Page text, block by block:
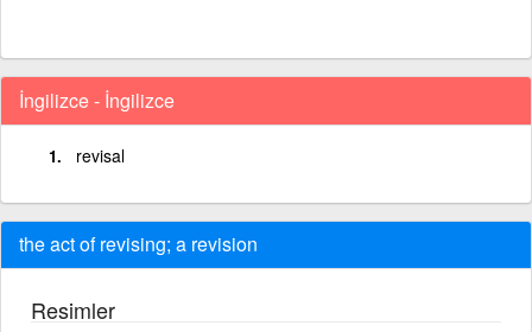
İngilizce - İngilizce
revisal
the act of revising; a revision
Resimler